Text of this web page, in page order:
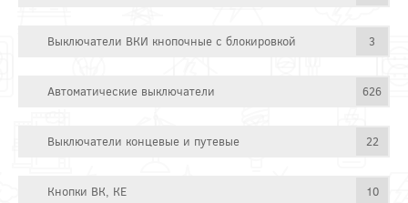
Выключатели ВКИ кнопочные с блокировкой 3
Автоматические выключатели 626
Выключатели концевые и путевые 22
Кнопки ВК, КЕ 10